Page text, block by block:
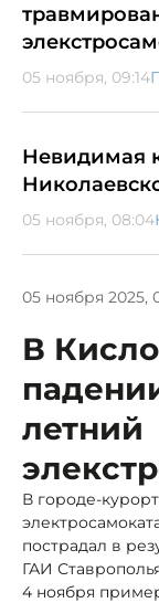
05 ноября, 09:14
Невидимая
05 ноября, 08:04
05 ноября 2025,
В
летний
В городе-
пострадал в
ГАИ
4 ноября